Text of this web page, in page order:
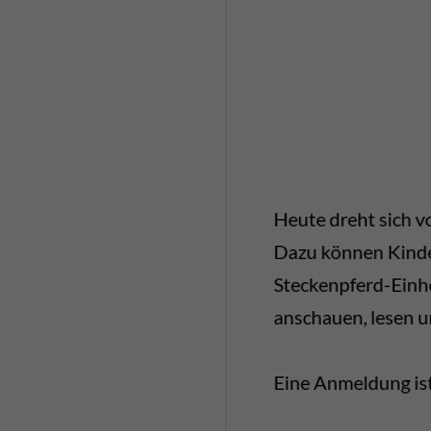
Heute dreht sich
Dazu können
Steckenpferd-
anschauen, lesen
Eine Anmeldung